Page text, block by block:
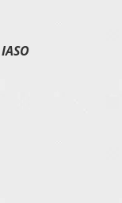
IASO